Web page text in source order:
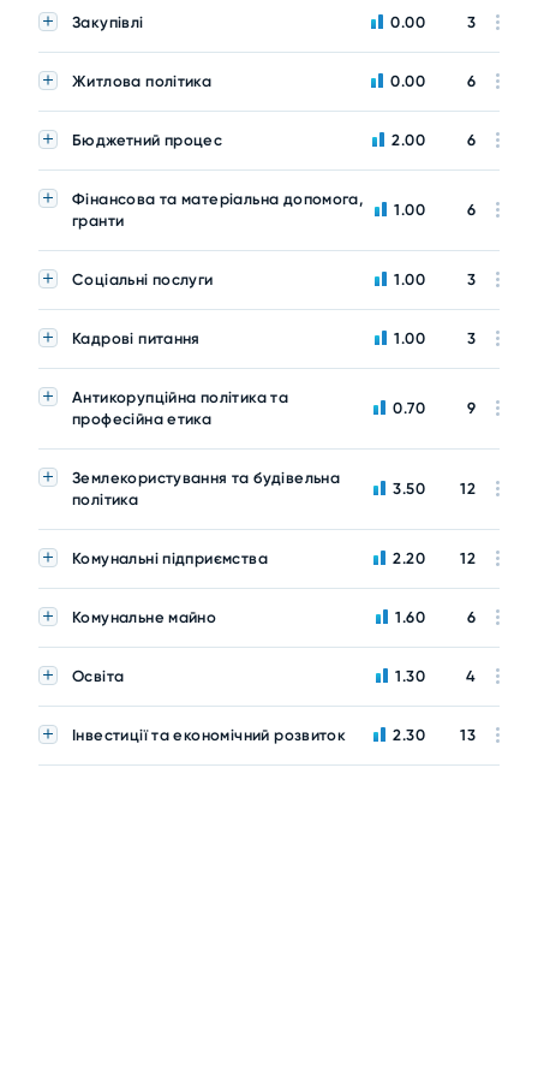
Закупівлі 0.00 3
Житлова політика 0.00 6
Бюджетний процес 2.00 6
Фінансова та матеріальна допомога,
гранти
1.00 6
Соціальні послуги 1.00 3
Кадрові питання 1.00 3
Антикорупційна політика та
професійна етика
0.70 9
Землекористування та будівельна
політика
3.50 12
Комунальні підприємства 2.20 12
Комунальне майно 1.60 6
Освіта 1.30 4
Інвестиції та економічний розвиток 2.30 13